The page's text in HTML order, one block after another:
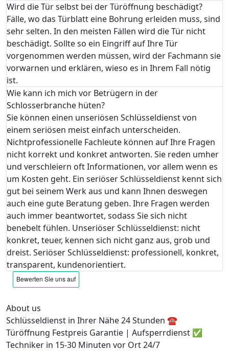
Wird die Tür selbst bei der Türöffnung beschädigt?
Fälle, wo das Türblatt eine Bohrung erleiden muss, sind
sehr selten. In den meisten Fällen wird die Tür nicht
beschädigt. Sollte so ein Eingriff auf Ihre Tür
vorgenommen werden müssen, wird der Fachmann sie
vorwarnen und erklären, wieso es in Ihrem Fall nötig
ist.
Wie kann ich mich vor Betrügern in der
Schlosserbranche hüten?
Sie können einen unseriösen Schlüsseldienst von
einem seriösen meist einfach unterscheiden.
Nichtprofessionelle Fachleute können auf Ihre Fragen
nicht korrekt und konkret antworten. Sie reden umher
und verschleiern oft Informationen, vor allem wenn es
um Kosten geht. Ein seriöser Schlüsseldienst kennt sich
gut bei seinem Werk aus und kann Ihnen deswegen
auch eine gute Beratung geben. Ihre Fragen werden
auch immer beantwortet, sodass Sie sich nicht
benebelt fühlen. Unseriöser Schlüsseldienst: nicht
konkret, teuer, kennen sich nicht ganz aus, grob und
dreist. Seriöser Schlüsseldienst: professionell, konkret,
transparent, kundenorientiert.
About us
Schlüsseldienst in Ihrer Nähe 24 Stunden ☎️
Türöffnung Festpreis Garantie | Aufsperrdienst ✅
Techniker in 15-30 Minuten vor Ort 24/7